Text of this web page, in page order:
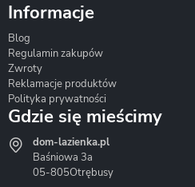
Hydrostop
Informacje
Blog
Regulamin zakupów
Zwroty
Reklamacje produktów
Polityka prywatności
Gdzie się mieścimy
dom-lazienka.pl
Baśniowa 3a
05-805Otrębusy